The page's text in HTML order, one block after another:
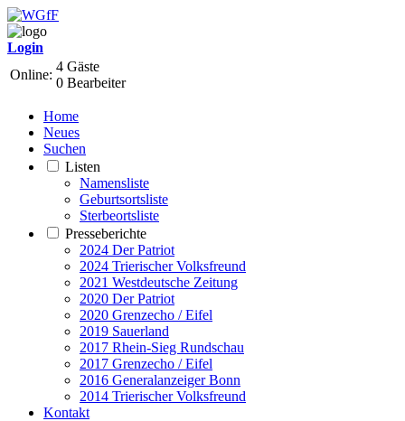
Login
Online:
4 Gäste
0 Bearbeiter
Home
Neues
Suchen
Listen
Namensliste
Geburtsortsliste
Sterbeortsliste
Presseberichte
2024 Der Patriot
2024 Trierischer Volksfreund
2021 Westdeutsche Zeitung
2020 Der Patriot
2020 Grenzecho / Eifel
2019 Sauerland
2017 Rhein-Sieg Rundschau
2017 Grenzecho / Eifel
2016 Generalanzeiger Bonn
2014 Trierischer Volksfreund
Kontakt